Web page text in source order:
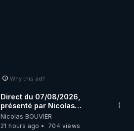
Why this ad?
Direct du 07/08/2026,
présenté par Nicolas
BOUVIER
Nicolas BOUVIER
21 hours ago
704 views